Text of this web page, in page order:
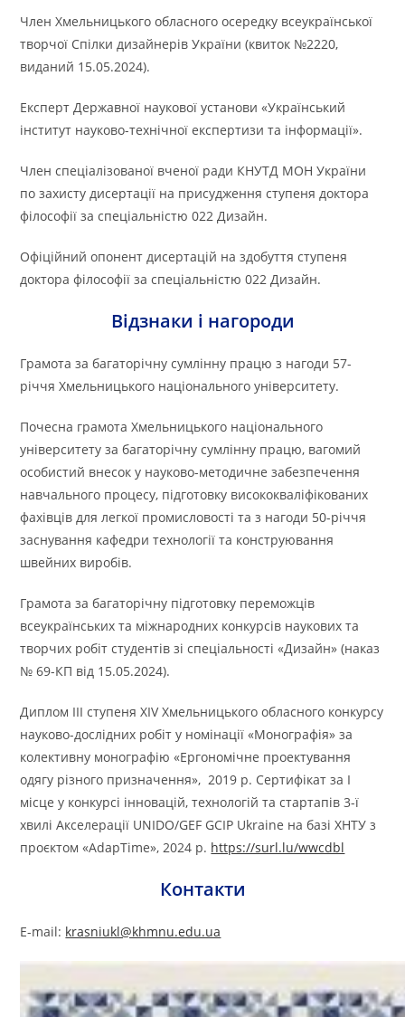
Член Хмельницького обласного осередку всеукраїнської
творчої Спілки дизайнерів України (квиток №2220,
виданий 15.05.2024).
Експерт Державної наукової установи «Український
інститут науково-технічної експертизи та інформації».
Член спеціалізованої вченої ради КНУТД МОН України
по захисту дисертації на присудження ступеня доктора
філософії за спеціальністю 022 Дизайн.
Офіційний опонент дисертацій на здобуття ступеня
доктора філософії за спеціальністю 022 Дизайн.
Відзнаки і нагороди
Грамота за багаторічну сумлінну працю з нагоди 57-
річчя Хмельницького національного університету.
Почесна грамота Хмельницького національного
університету за багаторічну сумлінну працю, вагомий
особистий внесок у науково-методичне забезпечення
навчального процесу, підготовку висококваліфікованих
фахівців для легкої промисловості та з нагоди 50-річчя
заснування кафедри технології та конструювання
швейних виробів.
Грамота за багаторічну підготовку переможців
всеукраїнських та міжнародних конкурсів наукових та
творчих робіт студентів зі спеціальності «Дизайн» (наказ
№ 69-КП від 15.05.2024).
Диплом ІІІ ступеня ХІV Хмельницького обласного конкурсу
науково-дослідних робіт у номінації «Монографія» за
колективну монографію «Ергономічне проектування
одягу різного призначення», 2019 р. Сертифікат за І
місце у конкурсі інновацій, технологій та стартапів 3-ї
хвилі Акселерації UNIDO/GEF GCIP Ukraine на базі ХНТУ з
проєктом «AdapTime», 2024 р. https://surl.lu/wwcdbl
Контакти
E-mail: krasniukl@khmnu.edu.ua